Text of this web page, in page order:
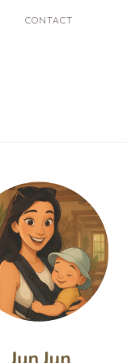
CONTACT